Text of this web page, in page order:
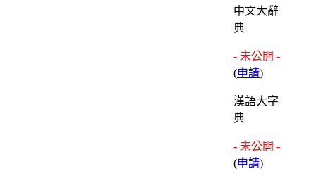
中文大辭
典
- 未公開 -
(申請)
漢語大字
典
- 未公開 -
(申請)